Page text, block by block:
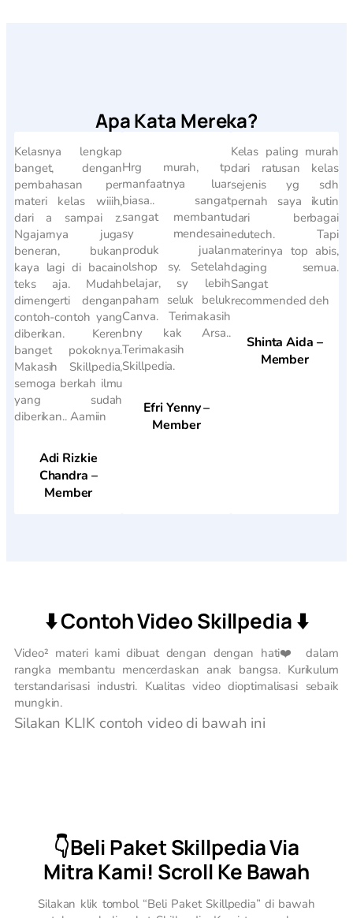
Apa Kata Mereka?
Kelasnya lengkap
banget, dengan
pembahasan per
materi kelas wiiih,
dari a sampai z.
Ngajarnya juga
beneran, bukan
kaya lagi di bacain
teks aja. Mudah
dimengerti dengan
contoh-contoh yang
diberikan. Keren
banget pokoknya.
Makasih Skillpedia,
semoga berkah ilmu
yang sudah
diberikan.. Aamiin
Adi Rizkie
Chandra –
Member
Hrg murah, tp
manfaatnya luar
biasa.. sangat
sangat membantu
sy mendesain
produk jualan
olshop sy. Setelah
belajar, sy lebih
paham seluk beluk
Canva. Terimakasih
bny kak Arsa..
Terimakasih
Skillpedia.
Efri Yenny –
Member
Kelas paling murah
dari ratusan kelas
sejenis yg sdh
pernah saya ikutin
dari berbagai
edutech. Tapi
materinya top abis,
daging semua.
Sangat
recommended deh
Shinta Aida –
Member
⬇️ Contoh Video Skillpedia ⬇️
Video² materi kami dibuat dengan dengan hati❤️ dalam
rangka membantu mencerdaskan anak bangsa. Kurikulum
terstandarisasi industri. Kualitas video dioptimalisasi sebaik
mungkin.
Silakan KLIK contoh video di bawah ini
👇Beli Paket Skillpedia Via
Mitra Kami! Scroll Ke Bawah
Silakan klik tombol “Beli Paket Skillpedia” di bawah